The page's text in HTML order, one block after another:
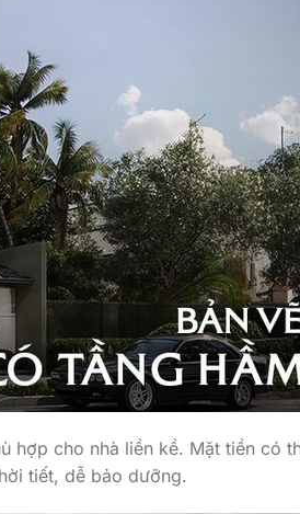
hợp cho nhà liền kề. Mặt tiền có
tiết, dễ bảo dưỡng.